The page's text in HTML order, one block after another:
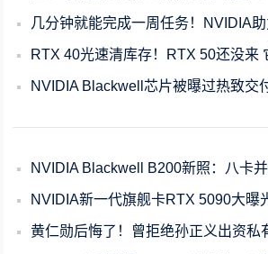
几分钟就能完成一周任务！NVIDIA助力谷歌开发
RTX 40光速清库存！RTX 50还没来 它
NVIDIA Blackwell芯片被曝过热致交付延迟！回应称“客
NVIDIA Blackwell B200新照：八卡并行 总功耗
NVIDIA新一代旗舰卡RTX 5090大曝光：接口、功耗巨变
黄仁勋后悔了！曾拒绝孙正义出资私有